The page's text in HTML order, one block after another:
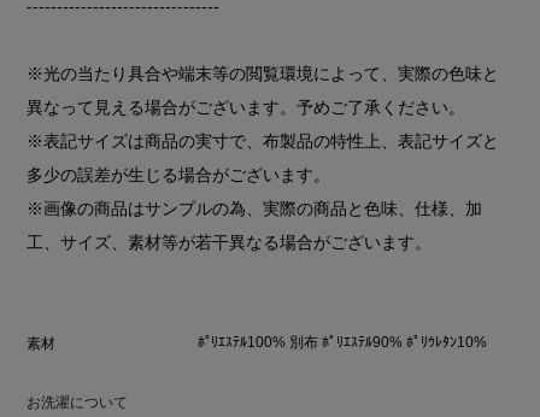
--------------------------------
※光の当たり具合や端末等の閲覧環境によって、実際の色味と
異なって見える場合がございます。予めご了承ください。
※表記サイズは商品の実寸で、布製品の特性上、表記サイズと
多少の誤差が生じる場合がございます。
※画像の商品はサンプルの為、実際の商品と色味、仕様、加
工、サイズ、素材等が若干異なる場合がございます。
素材 ﾎﾟﾘｴｽﾃﾙ100% 別布 ﾎﾟﾘｴｽﾃﾙ90% ﾎﾟﾘｳﾚﾀﾝ10%
お洗濯について